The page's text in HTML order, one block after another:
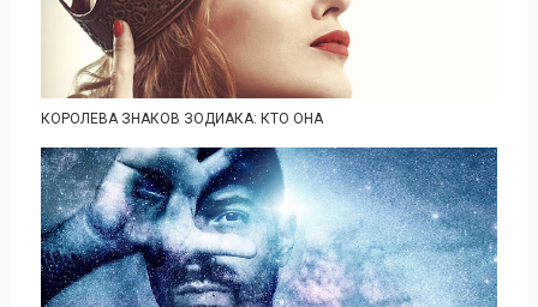
КОРОЛЕВА ЗНАКОВ ЗОДИАКА: КТО ОНА